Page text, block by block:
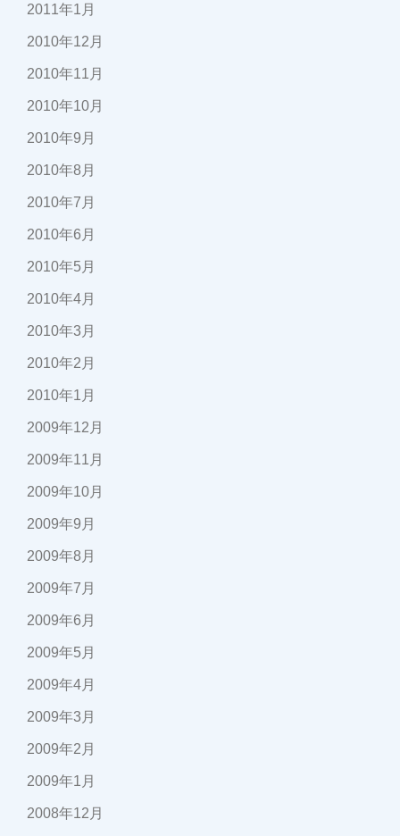
2011年1月
2010年12月
2010年11月
2010年10月
2010年9月
2010年8月
2010年7月
2010年6月
2010年5月
2010年4月
2010年3月
2010年2月
2010年1月
2009年12月
2009年11月
2009年10月
2009年9月
2009年8月
2009年7月
2009年6月
2009年5月
2009年4月
2009年3月
2009年2月
2009年1月
2008年12月